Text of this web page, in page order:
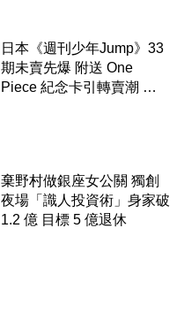
日本《週刊少年Jump》33
期未賣先爆 附送 One
Piece 紀念卡引轉賣潮 增
棄野村做銀座女公關 獨創
夜場「識人投資術」身家破
1.2 億 目標 5 億退休